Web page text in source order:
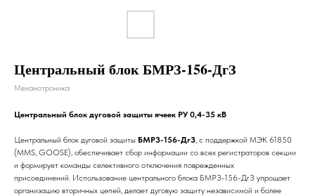
Центральный блок БМРЗ-156-ДгЗ
Механотроника
Центральный блок дуговой защиты ячеек РУ 0,4-35 кВ
Центральный блок дуговой защиты БМРЗ-156-ДгЗ, с поддержкой МЭК 61850
(MMS, GOOSE), обеспечивает сбор информации со всех регистраторов секции
и формирует команды селективного отключения поврежденных
присоединений. Использование центрального блока БМРЗ-156-ДгЗ упрощает
организацию вторичных цепей, делает дуговую защиту независимой и более